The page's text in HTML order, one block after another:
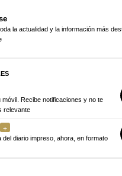
la actualidad y la información más
móvil. Recibe notificaciones y no te
relevante
diario impreso, ahora, en formato